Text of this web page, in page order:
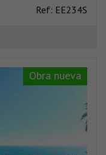
Ref: EE234S
Obra nueva